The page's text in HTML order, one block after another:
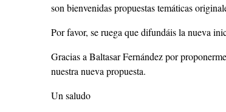
son bienvenidas propuestas temáticas
Por favor, se ruega que difundáis la nueva
Gracias a Baltasar Fernández por
nuestra nueva propuesta.
Un saludo